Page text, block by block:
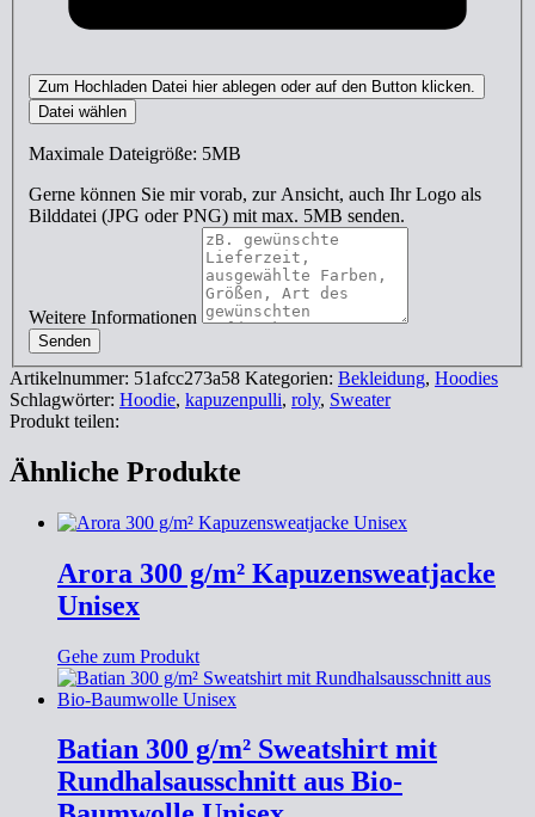
Zum Hochladen Datei hier ablegen oder auf den Button klicken.
Datei wählen
Maximale Dateigröße: 5MB
Gerne können Sie mir vorab, zur Ansicht, auch Ihr Logo als
Bilddatei (JPG oder PNG) mit max. 5MB senden.
Weitere Informationen
Senden
Artikelnummer: 51afcc273a58 Kategorien: Bekleidung, Hoodies
Schlagwörter: Hoodie, kapuzenpulli, roly, Sweater
Produkt teilen:
Ähnliche Produkte
Arora 300 g/m² Kapuzensweatjacke
Unisex
Gehe zum Produkt
Batian 300 g/m² Sweatshirt mit
Rundhalsausschnitt aus Bio-